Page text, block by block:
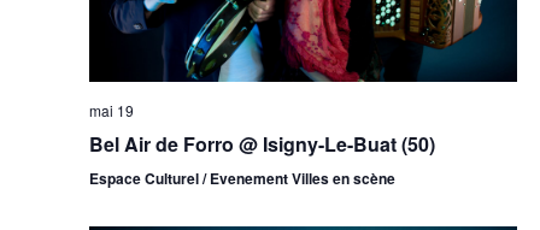
mai 19
Bel Air de Forro @ Isigny-Le-Buat (50)
Espace Culturel / Evenement Villes en scène